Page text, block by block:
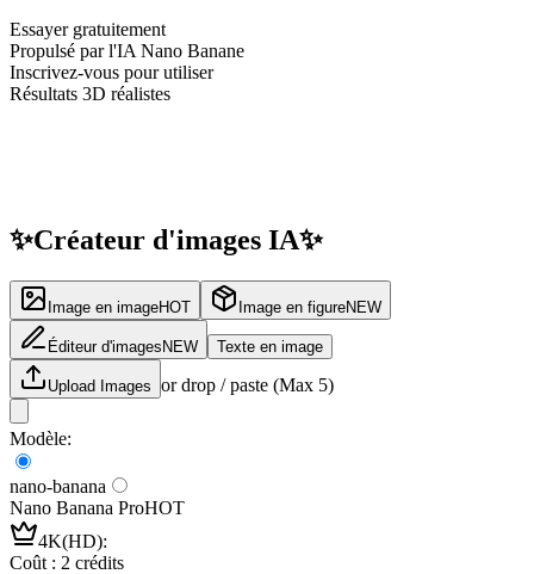
Essayer gratuitement
Propulsé par l'IA Nano Banane
Inscrivez-vous pour utiliser
Résultats 3D réalistes
✨Créateur d'images IA✨
Image en imageHOT Image en figureNEW
Éditeur d'imagesNEW Texte en image
Upload Images or drop / paste (Max 5)
Modèle:
nano-banana
Nano Banana ProHOT
4K(HD):
Coût : 2 crédits